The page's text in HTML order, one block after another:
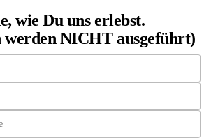
wie Du uns erlebst.
werden NICHT ausgeführt)